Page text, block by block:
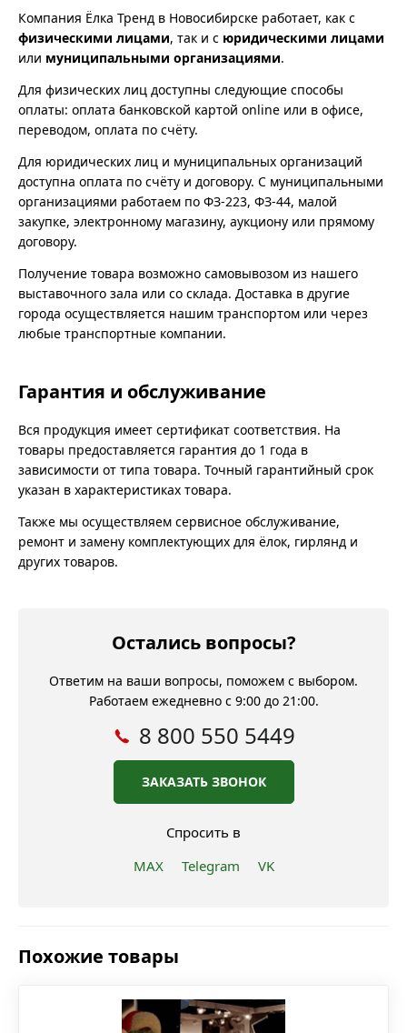
Компания Ёлка Тренд в Новосибирске работает, как с
физическими лицами, так и с юридическими лицами
или муниципальными организациями.
Для физических лиц доступны следующие способы
оплаты: оплата банковской картой online или в офисе,
переводом, оплата по счёту.
Для юридических лиц и муниципальных организаций
доступна оплата по счёту и договору. С муниципальными
организациями работаем по ФЗ-223, ФЗ-44, малой
закупке, электронному магазину, аукциону или прямому
договору.
Получение товара возможно самовывозом из нашего
выставочного зала или со склада. Доставка в другие
города осуществляется нашим транспортом или через
любые транспортные компании.
Гарантия и обслуживание
Вся продукция имеет сертификат соответствия. На
товары предоставляется гарантия до 1 года в
зависимости от типа товара. Точный гарантийный срок
указан в характеристиках товара.
Также мы осуществляем сервисное обслуживание,
ремонт и замену комплектующих для ёлок, гирлянд и
других товаров.
Остались вопросы?
Ответим на ваши вопросы, поможем с выбором.
Работаем ежедневно с 9:00 до 21:00.
8 800 550 5449
ЗАКАЗАТЬ ЗВОНОК
Спросить в
MAX
Telegram VK
Похожие товары